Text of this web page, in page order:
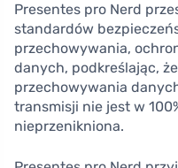
Presentes pro Nerd
standardów
przechowywania,
danych, podkreślając,
przechowywania
transmisji nie jest w
nieprzenikniona.